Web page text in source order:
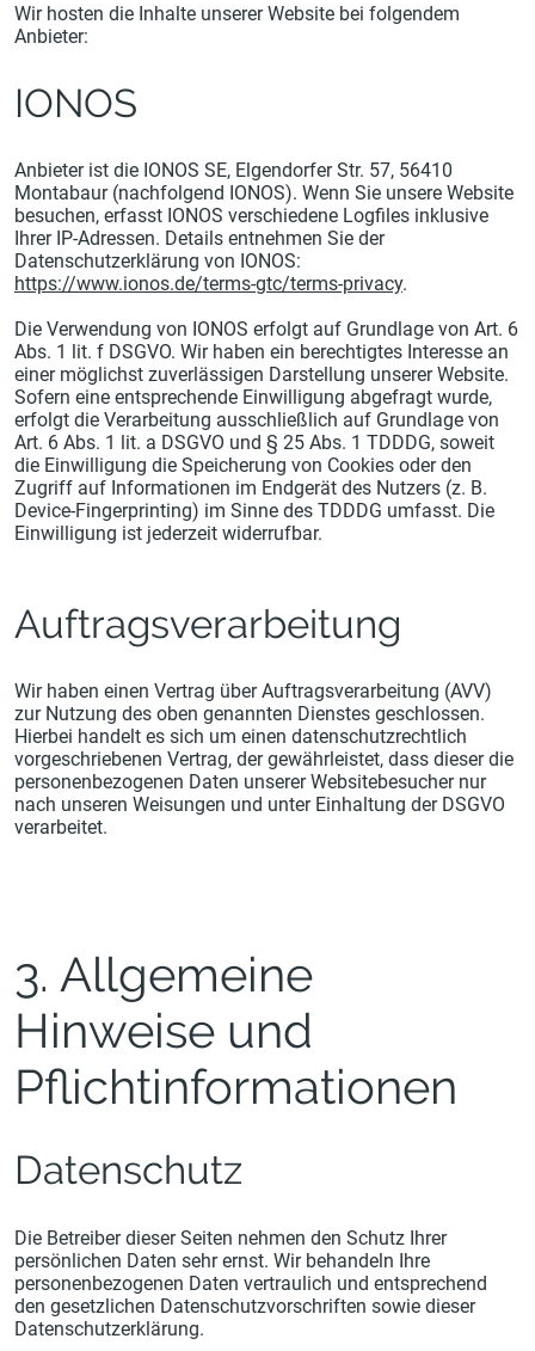
Wir hosten die Inhalte unserer Website bei folgendem
Anbieter:
IONOS
Anbieter ist die IONOS SE, Elgendorfer Str. 57, 56410
Montabaur (nachfolgend IONOS). Wenn Sie unsere Website
besuchen, erfasst IONOS verschiedene Logfiles inklusive
Ihrer IP-Adressen. Details entnehmen Sie der
Datenschutzerklärung von IONOS:
https://www.ionos.de/terms-gtc/terms-privacy.
Die Verwendung von IONOS erfolgt auf Grundlage von Art. 6
Abs. 1 lit. f DSGVO. Wir haben ein berechtigtes Interesse an
einer möglichst zuverlässigen Darstellung unserer Website.
Sofern eine entsprechende Einwilligung abgefragt wurde,
erfolgt die Verarbeitung ausschließlich auf Grundlage von
Art. 6 Abs. 1 lit. a DSGVO und § 25 Abs. 1 TDDDG, soweit
die Einwilligung die Speicherung von Cookies oder den
Zugriff auf Informationen im Endgerät des Nutzers (z. B.
Device-Fingerprinting) im Sinne des TDDDG umfasst. Die
Einwilligung ist jederzeit widerrufbar.
Auftragsverarbeitung
Wir haben einen Vertrag über Auftragsverarbeitung (AVV)
zur Nutzung des oben genannten Dienstes geschlossen.
Hierbei handelt es sich um einen datenschutzrechtlich
vorgeschriebenen Vertrag, der gewährleistet, dass dieser die
personenbezogenen Daten unserer Websitebesucher nur
nach unseren Weisungen und unter Einhaltung der DSGVO
verarbeitet.
3. Allgemeine
Hinweise und
Pflichtinformationen
Datenschutz
Die Betreiber dieser Seiten nehmen den Schutz Ihrer
persönlichen Daten sehr ernst. Wir behandeln Ihre
personenbezogenen Daten vertraulich und entsprechend
den gesetzlichen Datenschutzvorschriften sowie dieser
Datenschutzerklärung.